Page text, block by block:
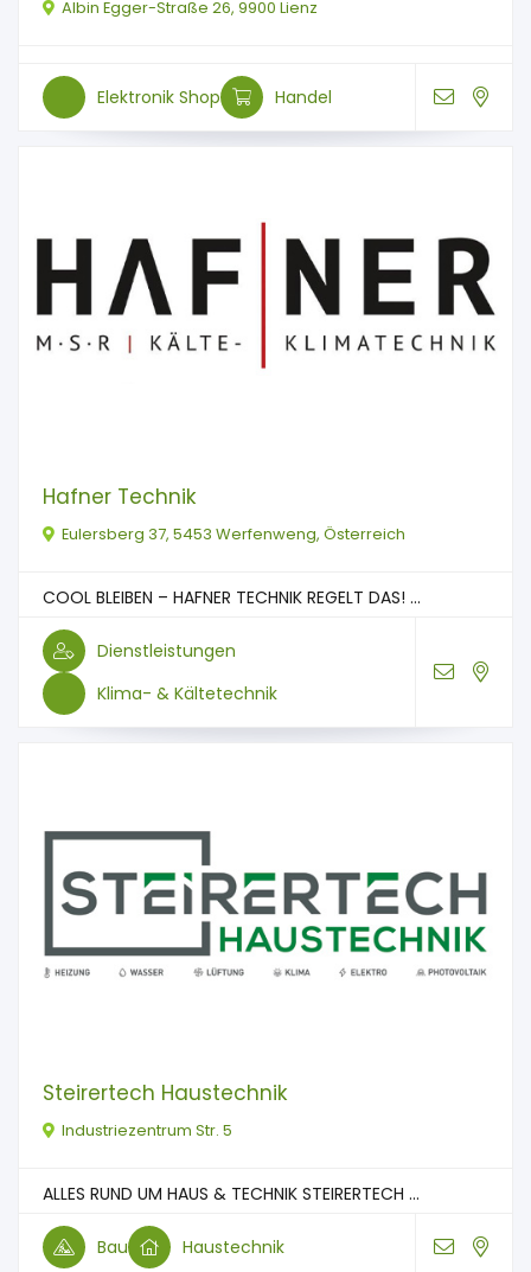
Albin Egger-Straße 26, 9900 Lienz
Elektronik Shop Handel
Hafner Technik
Eulersberg 37, 5453 Werfenweng, Österreich
COOL BLEIBEN – HAFNER TECHNIK REGELT DAS! ...
Dienstleistungen
Klima- & Kältetechnik
Steirertech Haustechnik
Industriezentrum Str. 5
ALLES RUND UM HAUS & TECHNIK STEIRERTECH ...
Bau Haustechnik